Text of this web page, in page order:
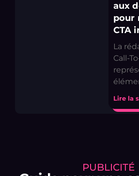
aux
pour
CTA
La
Call-
Lire la
PUBLICITÉ